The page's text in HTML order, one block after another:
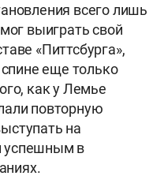
всего лишь
выиграть свой
«Питтсбурга»,
еще только
как у Лемье
повторную
на
успешным в